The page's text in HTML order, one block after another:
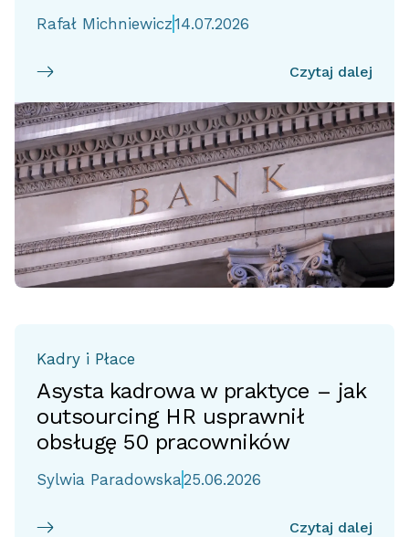
Rafał Michniewicz14.07.2026
Czytaj dalej
Kadry i Płace
Asysta kadrowa w praktyce – jak
outsourcing HR usprawnił
obsługę 50 pracowników
Sylwia Paradowska25.06.2026
Czytaj dalej